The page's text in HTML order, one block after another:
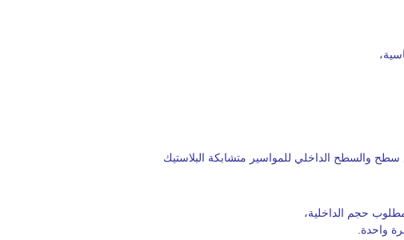
سطح والسطح الداخلي للمواسير متشابكة البلاستيك
حجم الداخلية،
واحدة.